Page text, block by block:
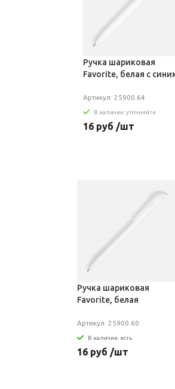
Ручка шариковая
Favorite, белая с
Артикул: 25900.64
В наличии: уточняйте
16 руб /шт
Ручка шариковая
Favorite, белая
Артикул: 25900.60
В наличии: есть
16 руб /шт